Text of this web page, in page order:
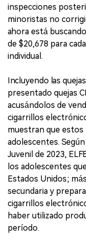
inspecciones
minoristas no
ahora está
de $20,678 para
individual.
Incluyendo las
presentado quejas
acusándolos de
cigarrillos
muestran que
adolescentes.
Juvenil de 2023,
los adolescentes
Estados Unidos;
secundaria y
cigarrillos
haber utilizado
período.